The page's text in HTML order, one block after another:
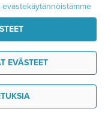
Tarvitsen tukea
Waves
EVÄSTEET